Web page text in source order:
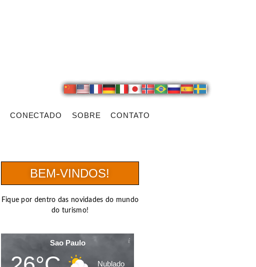
CONECTADO SOBRE CONTATO
BEM-VINDOS!
Fique por dentro das novidades do mundo
do turismo!
Sao Paulo
Nublado